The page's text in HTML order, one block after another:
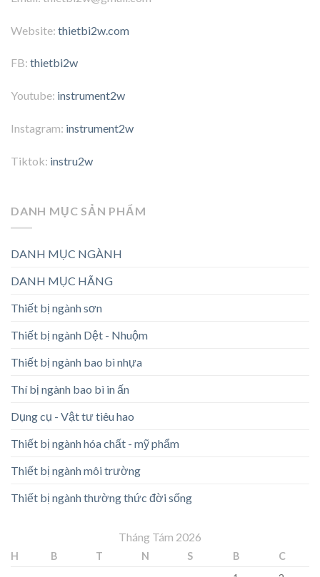
Website: thietbi2w.com
FB: thietbi2w
Youtube: instrument2w
Instagram: instrument2w
Tiktok: instru2w
DANH MỤC SẢN PHẨM
DANH MỤC NGÀNH
DANH MỤC HÃNG
Thiết bị ngành sơn
Thiết bị ngành Dệt - Nhuộm
Thiết bị ngành bao bì nhựa
Thí bị ngành bao bì in ấn
Dụng cụ - Vật tư tiêu hao
Thiết bị ngành hóa chất - mỹ phẩm
Thiết bị ngành môi trường
Thiết bị ngành thường thức đời sống
Tháng Tám 2026
H B T N S B
C